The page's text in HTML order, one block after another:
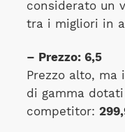
considerato un
tra i migliori in
– Prezzo: 6,5
Prezzo alto,
di gamma
competitor: